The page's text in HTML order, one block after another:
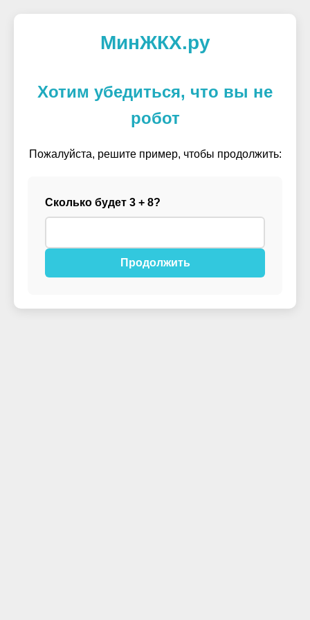
МинЖКХ.ру
Хотим убедиться, что вы не
робот
Пожалуйста, решите пример, чтобы продолжить:
Сколько будет 3 + 8?
Продолжить